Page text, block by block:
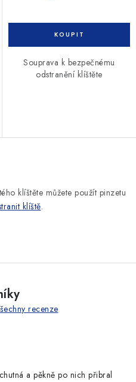
Souprava k bezpečnému
odstranění klíštěte
klíštěte můžete použít pinzetu
klíště.
recenze
a pěkně po nich přibral